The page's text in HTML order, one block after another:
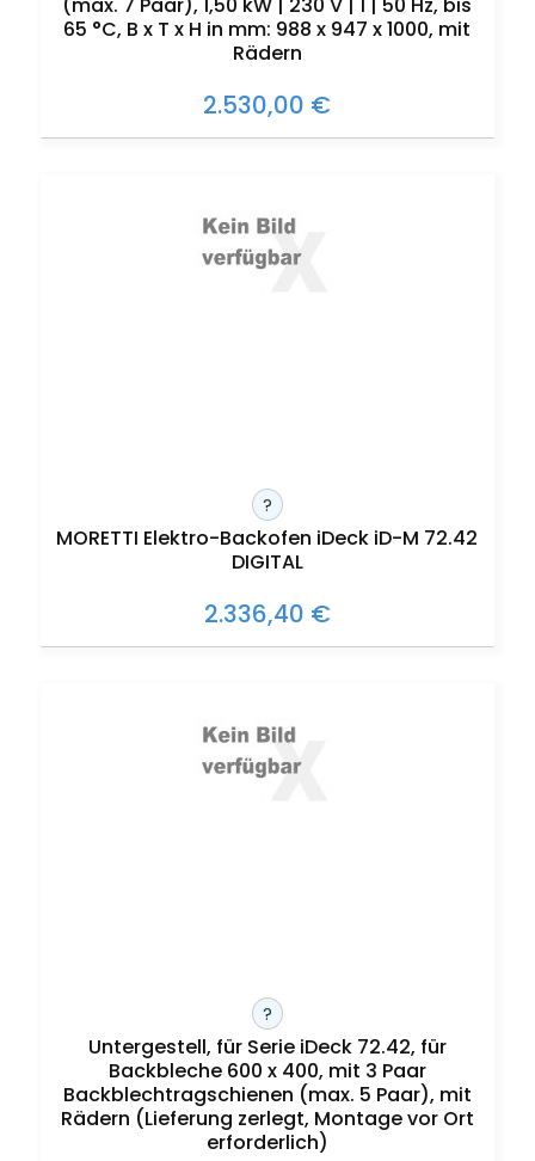
65 °C, B x T x H in mm: 988 x 947 x 1000, mit
Rädern
2.530,00 €
?
MORETTI Elektro-Backofen iDeck iD-M 72.42
DIGITAL
2.336,40 €
?
Untergestell, für Serie iDeck 72.42, für
Backbleche 600 x 400, mit 3 Paar
Backblechtragschienen (max. 5 Paar), mit
Rädern (Lieferung zerlegt, Montage vor Ort
erforderlich)